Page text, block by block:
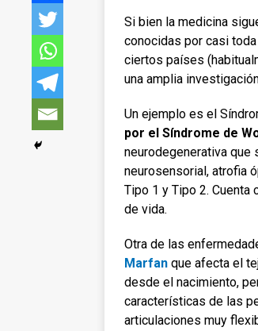
Si bien la medicina
conocidas por casi
ciertos países
una amplia
Un ejemplo es el
por el Síndrome de
neurodegenerativa
neurosensorial, atrofia
Tipo 1 y Tipo 2.
de vida.
Otra de las
Marfan que afecta el
desde el nacimiento,
características de las
articulaciones muy